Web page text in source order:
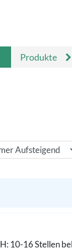
Produkte
10-16 Stellen